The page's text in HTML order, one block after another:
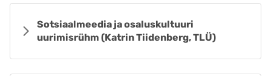
Sotsiaalmeedia ja osaluskultuuri
uurimisrühm (Katrin Tiidenberg, TLÜ)